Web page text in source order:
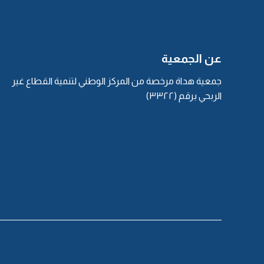
عن الجمعية
جمعية هداة مرخصة من المركز الوطني لتنمية القطاع غير
الربحي برقم (٣٣٢٢)